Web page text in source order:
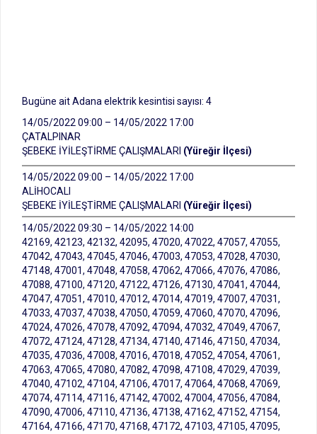
Bugüne ait Adana elektrik kesintisi sayısı: 4
14/05/2022 09:00 – 14/05/2022 17:00
ÇATALPINAR
ŞEBEKE İYİLEŞTİRME ÇALIŞMALARI (Yüreğir İlçesi)
14/05/2022 09:00 – 14/05/2022 17:00
ALİHOCALI
ŞEBEKE İYİLEŞTİRME ÇALIŞMALARI (Yüreğir İlçesi)
14/05/2022 09:30 – 14/05/2022 14:00
42169, 42123, 42132, 42095, 47020, 47022, 47057, 47055,
47042, 47043, 47045, 47046, 47003, 47053, 47028, 47030,
47148, 47001, 47048, 47058, 47062, 47066, 47076, 47086,
47088, 47100, 47120, 47122, 47126, 47130, 47041, 47044,
47047, 47051, 47010, 47012, 47014, 47019, 47007, 47031,
47033, 47037, 47038, 47050, 47059, 47060, 47070, 47096,
47024, 47026, 47078, 47092, 47094, 47032, 47049, 47067,
47072, 47124, 47128, 47134, 47140, 47146, 47150, 47034,
47035, 47036, 47008, 47016, 47018, 47052, 47054, 47061,
47063, 47065, 47080, 47082, 47098, 47108, 47029, 47039,
47040, 47102, 47104, 47106, 47017, 47064, 47068, 47069,
47074, 47114, 47116, 47142, 47002, 47004, 47056, 47084,
47090, 47006, 47110, 47136, 47138, 47162, 47152, 47154,
47164, 47166, 47170, 47168, 47172, 47103, 47105, 47095,